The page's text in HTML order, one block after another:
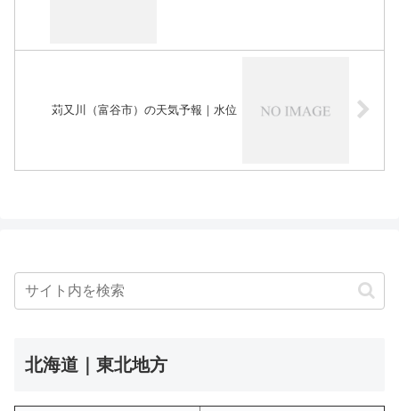
苅又川（富谷市）の天気予報｜水位
北海道｜東北地方